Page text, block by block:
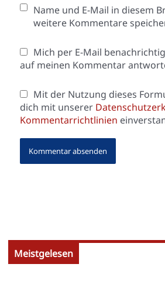
Name und E-Mail in diesem
weitere Kommentare
Mich per E-Mail
auf meinen Kommentar
Mit der Nutzung dieses
dich mit unserer
Kommentarrichtlinien
Meistgelesen